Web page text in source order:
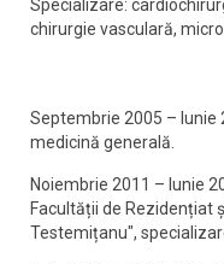
Specializare:
chirurgie vasculară,
Septembrie 2005 – Iunie
medicină generală.
Noiembrie 2011 – Iunie
Facultății de Rezidențiat
Testemițanu",